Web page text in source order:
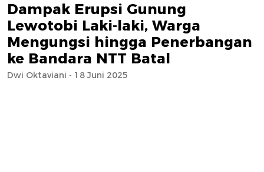
Dampak Erupsi Gunung
Lewotobi Laki-laki, Warga
Mengungsi hingga Penerbangan
ke Bandara NTT Batal
Dwi Oktaviani - 18 Juni 2025